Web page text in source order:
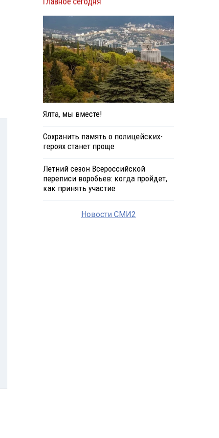
Ялта, мы вместе!
Сохранить память о полицейских-
героях станет проще
Летний сезон Всероссийской
переписи воробьев: когда пройдет,
как принять участие
Новости СМИ2